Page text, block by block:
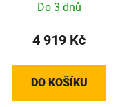
Do 3 dnů
4 919 Kč
DO KOŠÍKU